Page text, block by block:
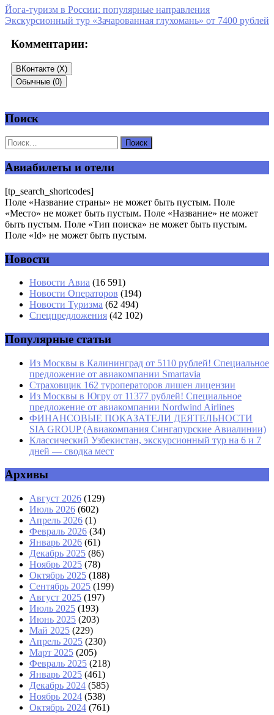
Йога-туризм в России: популярные направления
Экскурсионный тур «Зачарованная глухомань» от 7400 рублей
Комментарии:
ВКонтакте (X)
Обычные (0)
Добавить комментарий
Ваш адрес email не будет опубликован.
Имя *
Email*
Поиск
Авиабилеты и отели
[tp_search_shortcodes]
Поле «Название страны» не может быть пустым. Поле
«Место» не может быть пустым. Поле «Название» не может
быть пустым. Поле «Тип поиска» не может быть пустым.
Поле «Id» не может быть пустым.
Новости
Новости Авиа (16 591)
Новости Операторов (194)
Новости Туризма (62 494)
Спецпредложения (42 102)
Популярные статьи
Из Москвы в Калининград от 5110 рублей! Специальное
предложение от авиакомпании Smartavia
Страховщик 162 туроператоров лишен лицензии
Из Москвы в Югру от 11377 рублей! Специальное
предложение от авиакомпании Nordwind Airlines
ФИНАНСОВЫЕ ПОКАЗАТЕЛИ ДЕЯТЕЛЬНОСТИ
SIA GROUP (Авиакомпания Сингапурские Авиалинии)
Классический Узбекистан, экскурсионный тур на 6 и 7
дней — сводка мест
Архивы
Август 2026 (129)
Июль 2026 (602)
Апрель 2026 (1)
Февраль 2026 (34)
Январь 2026 (61)
Декабрь 2025 (86)
Ноябрь 2025 (78)
Октябрь 2025 (188)
Сентябрь 2025 (199)
Август 2025 (197)
Июль 2025 (193)
Июнь 2025 (203)
Май 2025 (229)
Апрель 2025 (230)
Март 2025 (205)
Февраль 2025 (218)
Январь 2025 (461)
Декабрь 2024 (585)
Ноябрь 2024 (538)
Октябрь 2024 (761)